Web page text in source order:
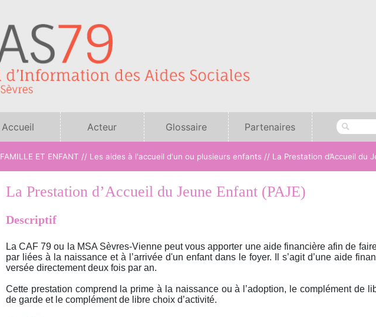
Accueil Acteur
sociaux
Glossaire Partenaires
FAMILLE ET ENFANT // Les aides à l'accueil d'un ou plusieurs enfants // La Prestation d’Accueil du
La Prestation d’Accueil du Jeune Enfant (PAJE)
Descriptif
La CAF 79 ou la MSA Sèvres-Vienne peut vous apporter une aide financière afin de
par liées à la naissance et à l’arrivée d'un enfant dans le foyer. Il s’agit d’une aide
versée directement deux fois par an.
Cette prestation comprend la prime à la naissance ou à l’adoption, le complément de
de garde et le complément de libre choix d’activité.